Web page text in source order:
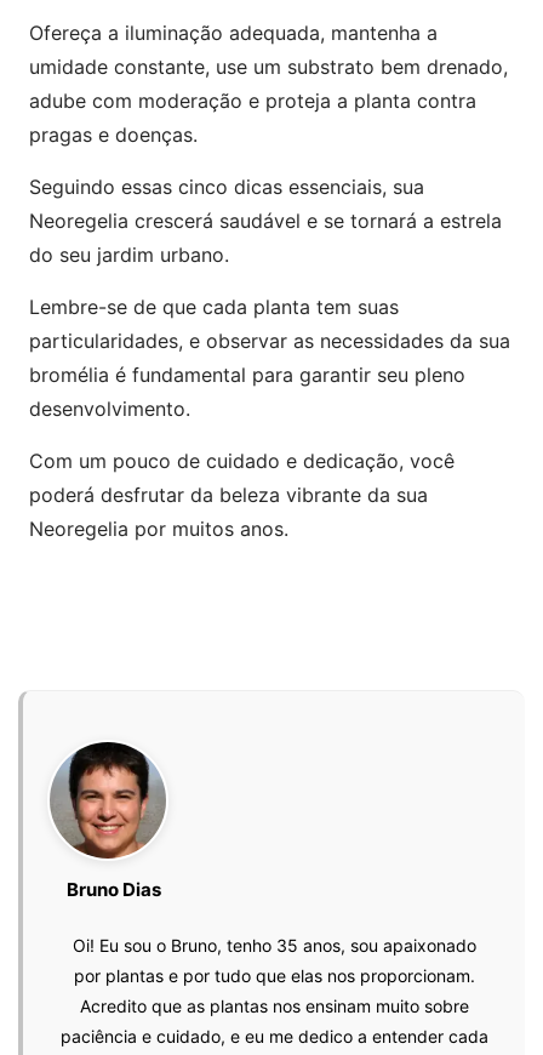
Ofereça a iluminação adequada, mantenha a
umidade constante, use um substrato bem drenado,
adube com moderação e proteja a planta contra
pragas e doenças.
Seguindo essas cinco dicas essenciais, sua
Neoregelia crescerá saudável e se tornará a estrela
do seu jardim urbano.
Lembre-se de que cada planta tem suas
particularidades, e observar as necessidades da sua
bromélia é fundamental para garantir seu pleno
desenvolvimento.
Com um pouco de cuidado e dedicação, você
poderá desfrutar da beleza vibrante da sua
Neoregelia por muitos anos.
Bruno Dias
Oi! Eu sou o Bruno, tenho 35 anos, sou apaixonado
por plantas e por tudo que elas nos proporcionam.
Acredito que as plantas nos ensinam muito sobre
paciência e cuidado, e eu me dedico a entender cada